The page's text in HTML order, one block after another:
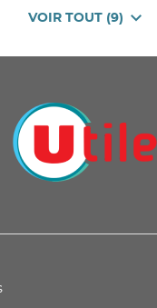
VOIR TOUT (9)
DE
DE
U
PROXIMITÉ
UTILE
(ouvre